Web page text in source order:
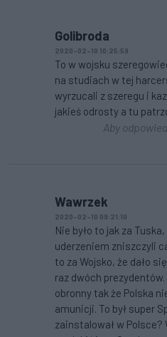
Golibroda
2020-02-10 10:25:59
To w wojsku
na studiach w tej
wyrzucali z szeregu i
jakieś odrosty a tu
Aby
Wawrzek
2020-02-10 09:21:10
Nie było to jak za
uderzeniem zniszczyli
to za Wojsko, że dało
raz dwóch
obronny tak że Polska
amunicji. To był super
zainstalował w Polsce?